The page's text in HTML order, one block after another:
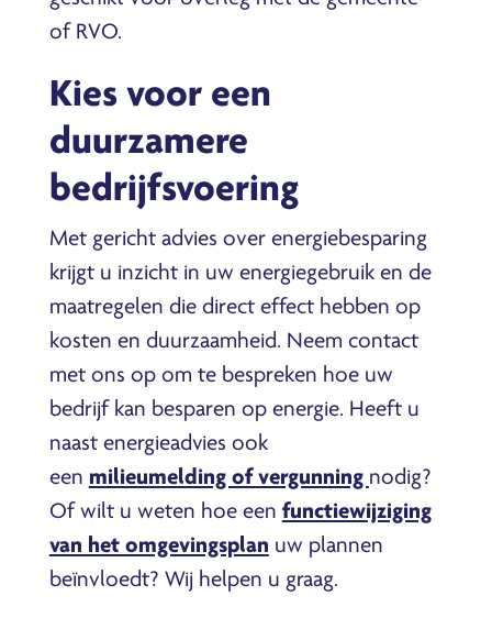
of RVO.
Kies voor een
duurzamere
bedrijfsvoering
Met gericht advies over energiebesparing
krijgt u inzicht in uw energiegebruik en de
maatregelen die direct effect hebben op
kosten en duurzaamheid. Neem contact
met ons op om te bespreken hoe uw
bedrijf kan besparen op energie. Heeft u
naast energieadvies ook
een milieumelding of vergunning nodig?
Of wilt u weten hoe een functiewijziging
van het omgevingsplan uw plannen
beïnvloedt? Wij helpen u graag.